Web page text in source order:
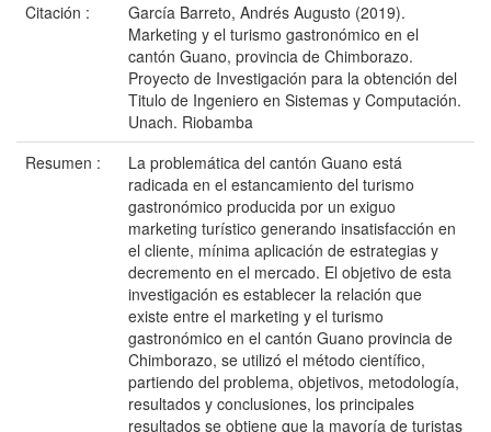
Citación :
García Barreto, Andrés Augusto (2019).
Marketing y el turismo gastronómico en el
cantón Guano, provincia de Chimborazo.
Proyecto de Investigación para la obtención del
Titulo de Ingeniero en Sistemas y Computación.
Unach. Riobamba
Resumen :
La problemática del cantón Guano está
radicada en el estancamiento del turismo
gastronómico producida por un exiguo
marketing turístico generando insatisfacción en
el cliente, mínima aplicación de estrategias y
decremento en el mercado. El objetivo de esta
investigación es establecer la relación que
existe entre el marketing y el turismo
gastronómico en el cantón Guano provincia de
Chimborazo, se utilizó el método científico,
partiendo del problema, objetivos, metodología,
resultados y conclusiones, los principales
resultados se obtiene que la mayoría de turistas